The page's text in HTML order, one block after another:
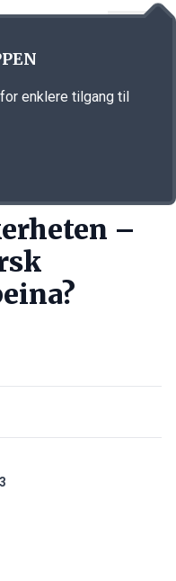
–
enklere tilgang til